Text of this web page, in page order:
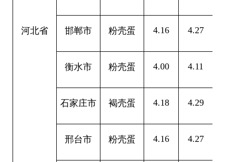
河北省 邯郸市 粉壳蛋 4.16 4.27
衡水市 粉壳蛋 4.00 4.11
石家庄市 褐壳蛋 4.18 4.29
邢台市 粉壳蛋 4.16 4.27